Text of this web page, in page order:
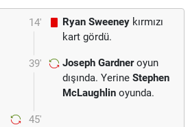
14' Ryan Sweeney kırmızı
kart gördü.
39' Joseph Gardneroyun
dışında. Yerine Stephen
McLaughlin oyunda.
45'